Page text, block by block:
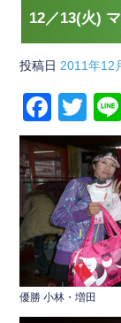
12／13(火)
投稿日 2011年12
F
a
c
e
b
o
o
k
T
wi
tt
er
優勝 小林・増田